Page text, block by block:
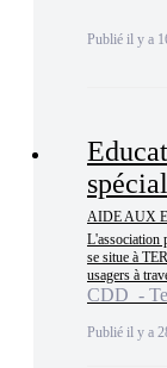
Publié il y a
AIDE AUX
L'association
se situe à
usagers à
CDD -
Publié il y a